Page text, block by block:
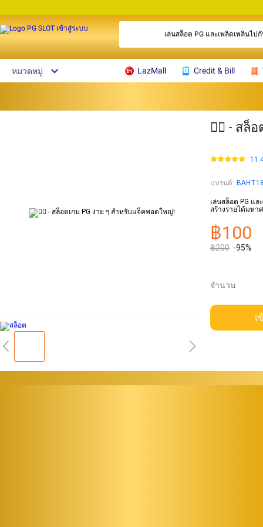
เล่นสล็อต PG และเพลิดเพลินไ
หมวดหมู่ LazMall Credit & Bill
🧜‍♀️ - สล็
แบรนด์:
เล่นสล็อต PG แ
สร้างรายได้มหา
฿100
฿200 -95%
จำนวน
เ